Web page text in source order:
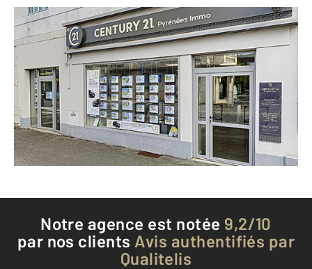
CENTURY 21 Pyrénées Immo
10 avenue François Mitterrand
ST GAUDENS - 31800
Envoyer un message
Téléphoner à l'agence
Notre agence est notée 9,2/10
par nos clients Avis authentifiés par
Qualitelis